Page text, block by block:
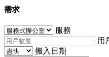
需求
服務
用
搬入日期